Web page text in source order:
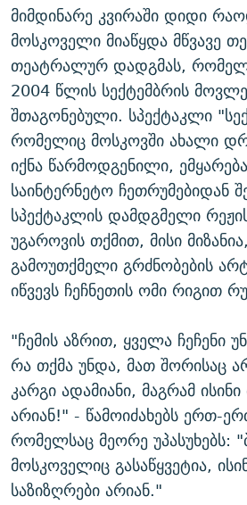
ᲒᲐᲜᲙᲘᲗᲮᲕᲘᲡ ᲓᲦᲔ
ᲓᲘᲚᲘᲡ ᲡᲐᲣᲑᲠᲔᲑᲘ
ᲛᲝᲚᲐᲞᲐᲠᲐᲙᲔ ᲢᲔᲥᲡᲢᲔᲑᲘ
ᲨᲘᲜ - ᲣᲪᲮᲝᲔᲗᲨᲘ
ᲚᲘᲢᲔᲠᲐᲢᲣᲠᲣᲚᲘ ᲬᲐᲮᲜᲐᲒᲔᲑᲘ
ᲐᲛᲔᲠᲘᲙᲣᲚᲘ ᲛᲝᲗᲮᲠᲝᲑᲐ
ᲘᲛᲞᲔᲠᲘᲐ ᲓᲐ ᲠᲐᲓᲘᲝ
ᲣᲙᲠᲐᲘᲜᲐᲨᲘ ᲓᲐᲦᲣᲞᲣᲚᲘ ᲥᲐᲠᲗᲕᲔᲚᲘ
ᲓᲐᲛᲝᲣᲙᲘᲓᲔᲑᲚᲝᲑᲘᲡ 100 ᲬᲔᲚᲘ
ᲩᲔᲛᲘ ᲡᲘᲙᲕᲓᲘᲚᲘᲡ ᲛᲘᲖᲔᲖᲘᲐ COVID-19
11 ᲬᲔᲚᲘ - 11 ᲐᲛᲑᲐᲕᲘ
ᲡᲐᲞᲐᲠᲚᲐᲛᲔᲜᲢᲝ ᲐᲠᲩᲔᲕᲜᲔᲑᲘᲡ
ᲑᲐᲕᲨᲕᲔᲑᲘ ᲞᲠᲝᲡᲢᲘᲢᲣᲪᲘᲐᲨᲘ -
5 ᲐᲛᲑᲐᲕᲘ - 20 ᲘᲕᲜᲘᲡᲡ ᲓᲐᲨᲐᲕᲔᲑᲣᲚᲔᲑᲘ
ᲐᲒᲕᲘᲡᲢᲝᲡ ᲝᲛᲘ
ПРИВЕТ ᲙᲣᲚᲢᲣᲠᲐ
ЭХО КАВКАЗА
ᲒᲐᲛᲝᲘᲬᲔᲠᲔ
რთე/რთ-ის ყველა საიტი
მიმდინარე კვირაში დიდი
მოსკოველი მიაწყდა მწვავე
თეატრალურ დადგმას,
2004 წლის სექტემბრის
შთაგონებული. სპექტაკლი
რომელიც მოსკოვში ახალი
იქნა წარმოდგენილი,
საინტერნეტო ჩეთრუმებიდან
სპექტაკლის დამდგმელი
უგაროვის თქმით, მისი
გამოუთქმელი გრძნობების
იწვევს ჩეჩნეთის ომი რიგით
"ჩემის აზრით, ყველა ჩეჩენი
რა თქმა უნდა, მათ შორისაც
კარგი ადამიანი, მაგრამ
არიან!" - წამოიძახებს ერთ-
რომელსაც მეორე უპასუხებს:
მოსკოველიც გასაწყვეტია,
საზიზღრები არიან."